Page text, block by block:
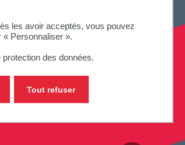
les avoir acceptés, vous pouvez
« Personnaliser ».
des données.
Tout refuser